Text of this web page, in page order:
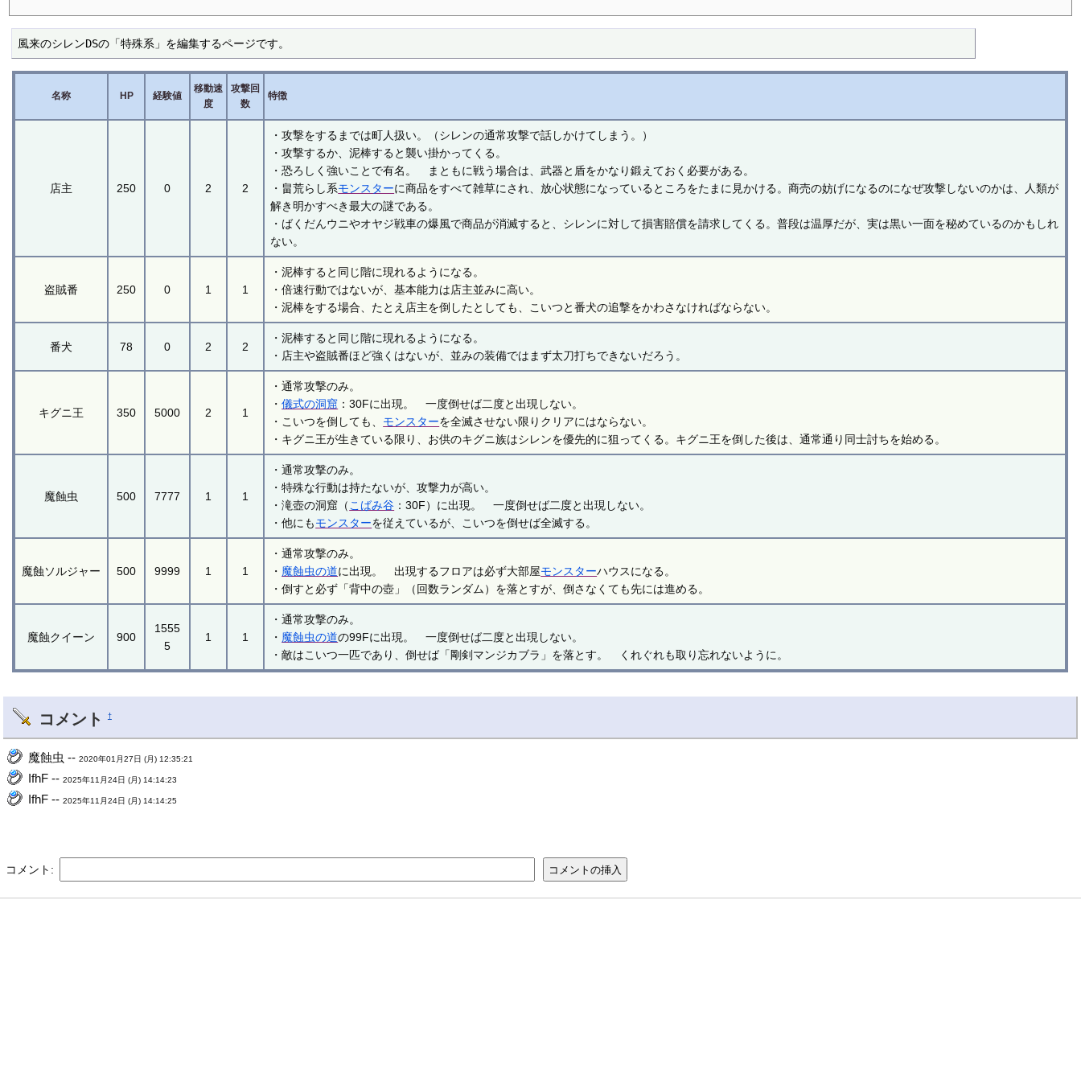
風来のシレンDSの「特殊系」を編集するページです。
名称 HP 経験値
移動速
度
攻撃回
数
特徴
店主 250 0 2 2
・攻撃をするまでは町人扱い。（シレンの通常攻撃で話しかけてしまう。）
・攻撃するか、泥棒すると襲い掛かってくる。
・恐ろしく強いことで有名。 まともに戦う場合は、武器と盾をかなり鍛えておく必要がある。
・畠荒らし系モンスターに商品をすべて雑草にされ、放心状態になっているところをたまに見かける。商売の妨げになるのになぜ攻撃しないのかは、人類が
解き明かすべき最大の謎である。
・ばくだんウニやオヤジ戦車の爆風で商品が消滅すると、シレンに対して損害賠償を請求してくる。普段は温厚だが、実は黒い一面を秘めているのかもしれ
ない。
盗賊番 250 0 1 1
・泥棒すると同じ階に現れるようになる。
・倍速行動ではないが、基本能力は店主並みに高い。
・泥棒をする場合、たとえ店主を倒したとしても、こいつと番犬の追撃をかわさなければならない。
番犬 78 0 2 2
・泥棒すると同じ階に現れるようになる。
・店主や盗賊番ほど強くはないが、並みの装備ではまず太刀打ちできないだろう。
キグニ王 350 5000 2 1
・通常攻撃のみ。
・儀式の洞窟 ：30Fに出現。 一度倒せば二度と出現しない。
・こいつを倒しても、 モンスターを全滅させない限りクリアにはならない。
・キグニ王が生きている限り、お供のキグニ族はシレンを優先的に狙ってくる。キグニ王を倒した後は、通常通り同士討ちを始める。
魔蝕虫 500 7777 1 1
・通常攻撃のみ。
・特殊な行動は持たないが、攻撃力が高い。
・滝壺の洞窟（こばみ谷 ：30F）に出現。 一度倒せば二度と出現しない。
・他にもモンスターを従えているが、こいつを倒せば全滅する。
魔蝕ソルジャー 500 9999 1 1
・通常攻撃のみ。
・ 魔蝕虫の道に出現。 出現するフロアは必ず大部屋モンスターハウスになる。
・倒すと必ず「背中の壺」（回数ランダム）を落とすが、倒さなくても先には進める。
魔蝕クイーン 900
1555
5
1 1
・通常攻撃のみ。
・ 魔蝕虫の道の99Fに出現。 一度倒せば二度と出現しない。
・敵はこいつ一匹であり、倒せば「剛剣マンジカブラ」を落とす。 くれぐれも取り忘れないように。
コメント †
魔蝕虫 --2020年01月27日 (月) 12:35:21
IfhF --2025年11月24日 (月) 14:14:23
IfhF --2025年11月24日 (月) 14:14:25
コメント: